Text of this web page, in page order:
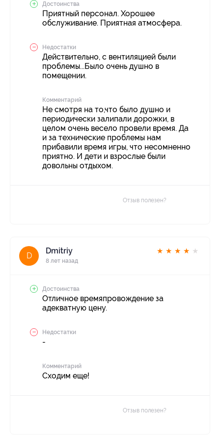
Достоинства
Приятный персонал. Хорошее
обслуживание. Приятная атмосфера.
Недостатки
Действительно, с вентиляцией были
проблемы...Было очень душно в
помещении.
Комментарий
Не смотря на то,что было душно и
периодически залипали дорожки, в
целом очень весело провели время. Да
и за технические проблемы нам
прибавили время игры, что несомненно
приятно. И дети и взрослые были
довольны отдыхом.
Отзыв полезен?
D
Dmitriy
8 лет назад
★ ★ ★ ★ ★
Достоинства
Отличное времяпровождение за
адекватную цену.
Недостатки
-
Комментарий
Сходим еще!
Отзыв полезен?